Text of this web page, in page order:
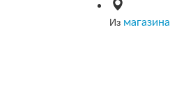
Из магазина